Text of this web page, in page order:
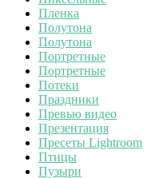
Пленка
Полутона
Полутона
Портретные
Портретные
Потеки
Праздники
Превью видео
Презентация
Пресеты Lightroom
Птицы
Пузыри